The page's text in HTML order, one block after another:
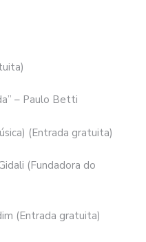
– Paulo Betti
(Entrada gratuita)
(Fundadora do
(Entrada gratuita)